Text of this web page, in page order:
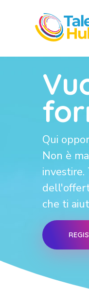
Qui
Non è
che ti